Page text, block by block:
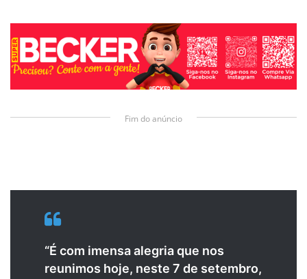
Fim do anúncio
“É com imensa alegria que nos
reunimos hoje, neste 7 de setembro,